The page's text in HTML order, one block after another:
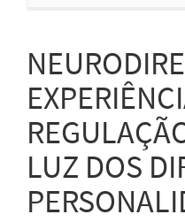
LUZ DOS